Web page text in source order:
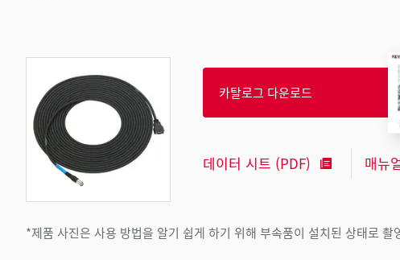
*제품 사진은 사용 방법을 알기 쉽게 하기 위해 부속품이 설치된 상태로 촬
카탈로그 다운로드
데이터 시트 (PDF) 매뉴